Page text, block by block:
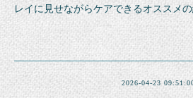
レイに見せながらケアできるオススメ
2026-04-23